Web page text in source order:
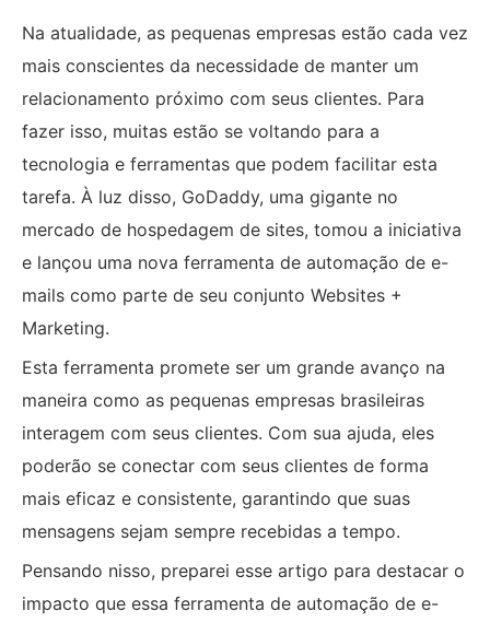
Na atualidade, as pequenas empresas estão cada vez
mais conscientes da necessidade de manter um
relacionamento próximo com seus clientes. Para
fazer isso, muitas estão se voltando para a
tecnologia e ferramentas que podem facilitar esta
tarefa. À luz disso, GoDaddy, uma gigante no
mercado de hospedagem de sites, tomou a iniciativa
e lançou uma nova ferramenta de automação de e-
mails como parte de seu conjunto Websites +
Marketing.
Esta ferramenta promete ser um grande avanço na
maneira como as pequenas empresas brasileiras
interagem com seus clientes. Com sua ajuda, eles
poderão se conectar com seus clientes de forma
mais eficaz e consistente, garantindo que suas
mensagens sejam sempre recebidas a tempo.
Pensando nisso, preparei esse artigo para destacar o
impacto que essa ferramenta de automação de e-